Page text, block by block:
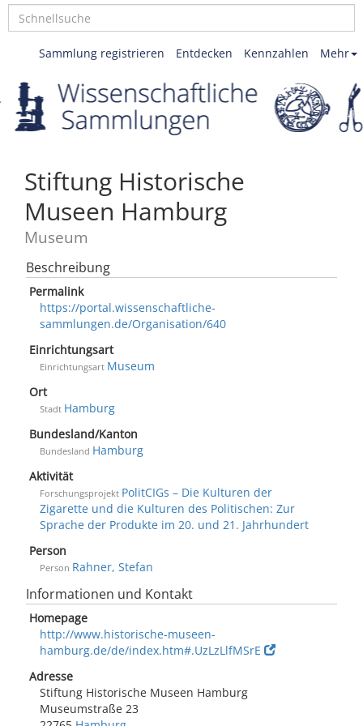
Mehr
Kennzahlen
Entdecken
Sammlung registrieren
Stiftung Historische
Museen Hamburg
Museum
Beschreibung
Permalink
https://portal.wissenschaftliche-
sammlungen.de/Organisation/640
Einrichtungsart
Einrichtungsart Museum
Ort
Stadt Hamburg
Bundesland/Kanton
Bundesland Hamburg
Aktivität
Forschungsprojekt PolitCIGs – Die Kulturen der
Zigarette und die Kulturen des Politischen: Zur
Sprache der Produkte im 20. und 21. Jahrhundert
Person
Person Rahner, Stefan
Informationen und Kontakt
Homepage
http://www.historische-museen-
hamburg.de/de/index.htm#.UzLzLlfMSrE
Adresse
Stiftung Historische Museen Hamburg
Museumstraße 23